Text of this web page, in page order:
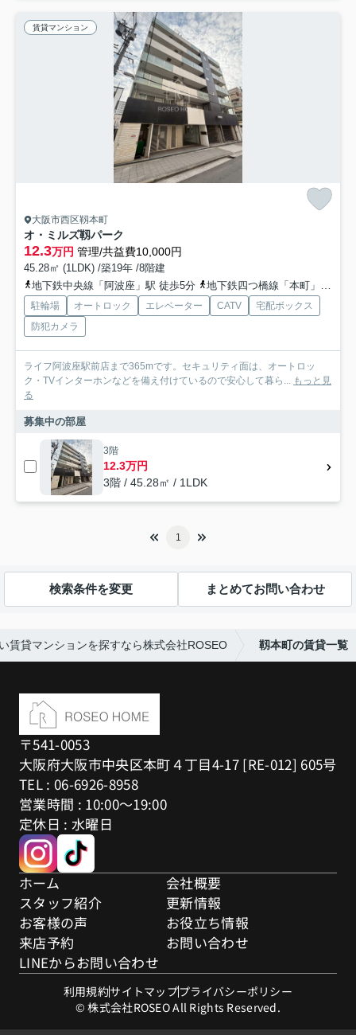
賃貸マンション
大阪市西区靱本町
オ・ミルズ靱パーク
12.3万円 管理/共益費10,000円
45.28㎡ (1LDK) /築19年 /8階建
地下鉄中央線「阿波座」駅 徒歩5分
地下鉄四つ橋線「本町」駅 徒歩12分
駐輪場 オートロック エレベーター CATV
宅配ボックス
防犯カメラ
ライフ阿波座駅前店まで365mです。セキュリティ面は、オートロッ
ク・TVインターホンなどを備え付けているので安心して暮ら... もっと見
る
募集中の部屋
3階
12.3万円
3階 / 45.28㎡ / 1LDK
1
検索条件を変更 まとめてお問い合わせ
賃貸マンションを探すなら株式会社ROSEO 靱本町の賃貸一覧
〒541-0053
大阪府大阪市中央区本町４丁目4-17 [RE-012] 605号
TEL : 06-6926-8958
営業時間 : 10:00～19:00
定休日 : 水曜日
ホーム
会社概要
スタッフ紹介
更新情報
お客様の声
お役立ち情報
来店予約
お問い合わせ
LINEからお問い合わせ
利用規約サイトマッププライバシーポリシー
© 株式会社ROSEO All Rights Reserved.